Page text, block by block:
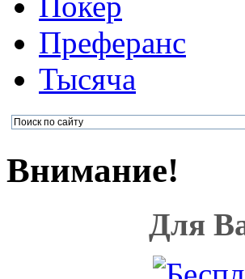
Преферанс
Тысяча
Внимание!
Для